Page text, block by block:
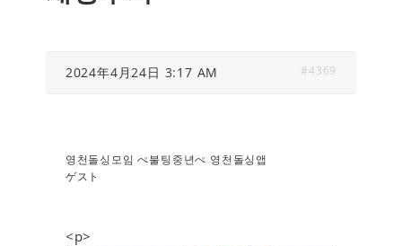
2024年4月24日 3:17 AM #4369
영천돌싱모임 ぺ불팅중년ぺ 영천돌싱앱
ゲスト
<p>